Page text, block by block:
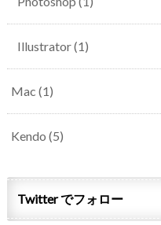
Illustrator(1)
Mac (1)
Kendo (5)
Twitter でフォロー